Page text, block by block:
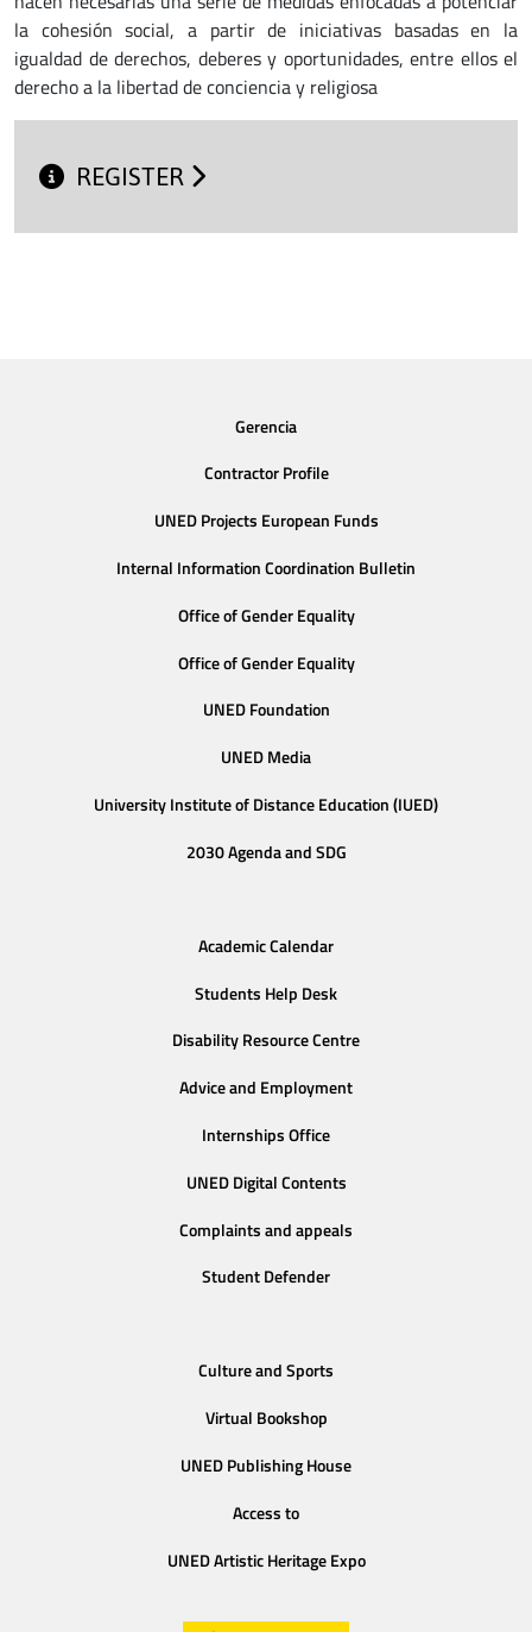
la cohesión social, a partir de iniciativas basadas en la
igualdad de derechos, deberes y oportunidades, entre ellos el
derecho a la libertad de conciencia y religiosa
REGISTER
Gerencia
Contractor Profile
UNED Projects European Funds
Internal Information Coordination Bulletin
Office of Gender Equality
Office of Gender Equality
UNED Foundation
UNED Media
University Institute of Distance Education (IUED)
2030 Agenda and SDG
Academic Calendar
Students Help Desk
Disability Resource Centre
Advice and Employment
Internships Office
UNED Digital Contents
Complaints and appeals
Student Defender
Culture and Sports
Virtual Bookshop
UNED Publishing House
Access to
UNED Artistic Heritage Expo